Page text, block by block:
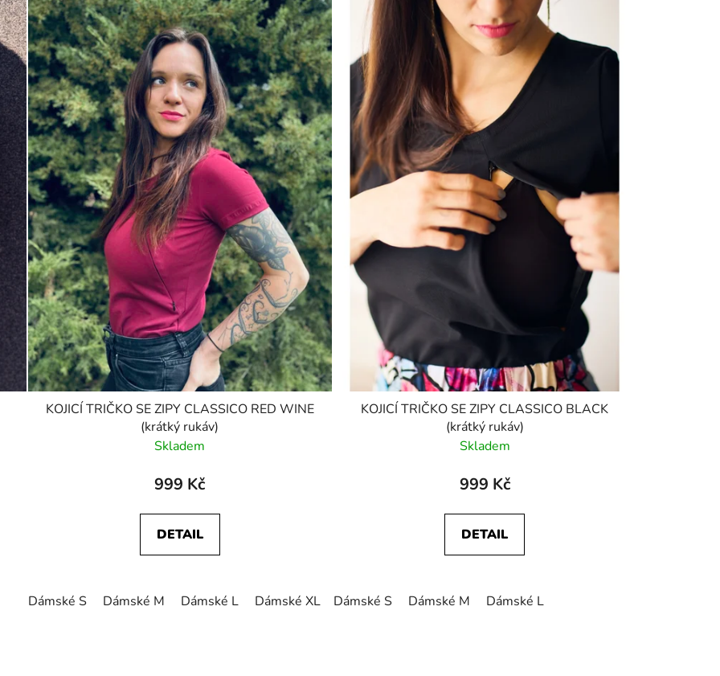
KOJICÍ TRIČKO SE ZIPY CLASSICO RED WINE
(krátký rukáv)
Skladem
999 Kč
DETAIL
Dámské S Dámské M Dámské L Dámské XL
KOJICÍ TRIČKO SE ZIPY CLASSICO BLACK
(krátký rukáv)
Skladem
999 Kč
DETAIL
Dámské S Dámské M Dámské L